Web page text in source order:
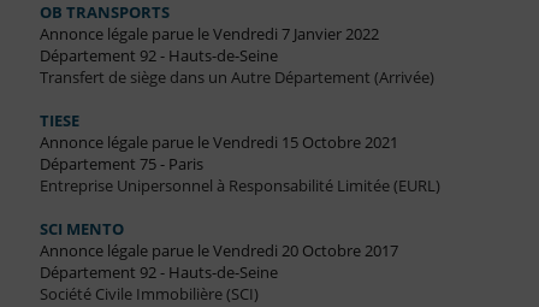
OB TRANSPORTS
Annonce légale parue le Vendredi 7 Janvier 2022
Département 92 - Hauts-de-Seine
Transfert de siège dans un Autre Département (Arrivée)
TIESE
Annonce légale parue le Vendredi 15 Octobre 2021
Département 75 - Paris
Entreprise Unipersonnel à Responsabilité Limitée (EURL)
SCI MENTO
Annonce légale parue le Vendredi 20 Octobre 2017
Département 92 - Hauts-de-Seine
Société Civile Immobilière (SCI)